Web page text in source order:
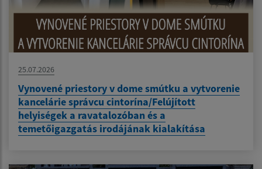
25.07.2026
Vynovené priestory v dome smútku a vytvorenie
kancelárie správcu cintorína/Felújított
helyiségek a ravatalozóban és a
temetőigazgatás irodájának kialakítása